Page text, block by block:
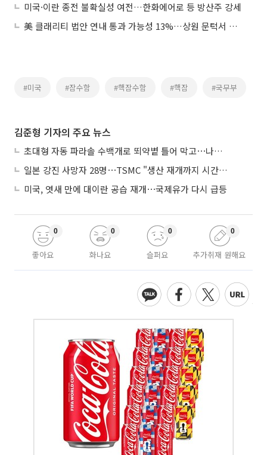
미국·이란 종전 불확실성 여전…한화에어로 등 방산주 강세
美 클래리티 법안 연내 통과 가능성 13%…상원 문턱서 제동
#미국 #잠수함 #핵잠수함 #핵잠 #국무부
김준형 기자의 주요 뉴스
초대형 자동 파라솔 수백개로 뙤약볕 틀어 막고⋯나라별 폭염 생존법
일본 강진 사망자 28명⋯TSMC "생산 재개까지 시간 필요해"
미국, 엿새 만에 대이란 공습 재개⋯국제유가 다시 급등
좋아요
0
화나요
0
슬퍼요
0
추가취재 원해요
0